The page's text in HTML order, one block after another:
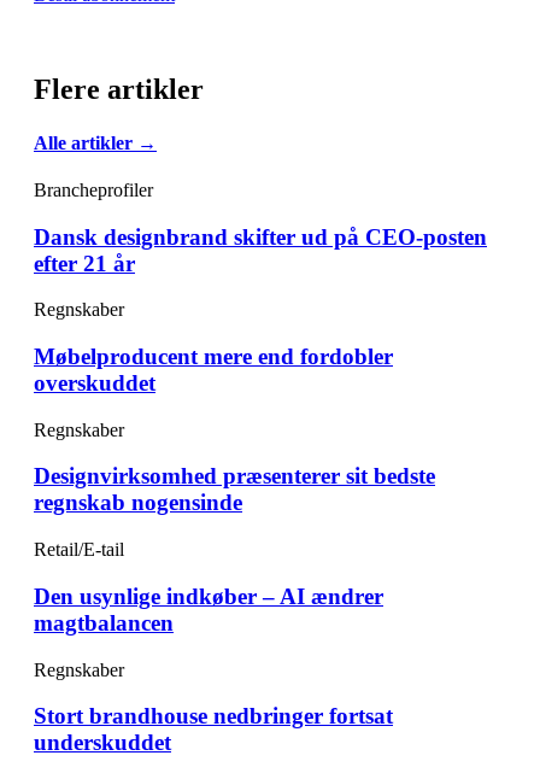
Flere artikler
Alle artikler →
Brancheprofiler
Dansk designbrand skifter ud på CEO-posten
efter 21 år
Regnskaber
Møbelproducent mere end fordobler
overskuddet
Regnskaber
Designvirksomhed præsenterer sit bedste
regnskab nogensinde
Retail/E-tail
Den usynlige indkøber – AI ændrer
magtbalancen
Regnskaber
Stort brandhouse nedbringer fortsat
underskuddet